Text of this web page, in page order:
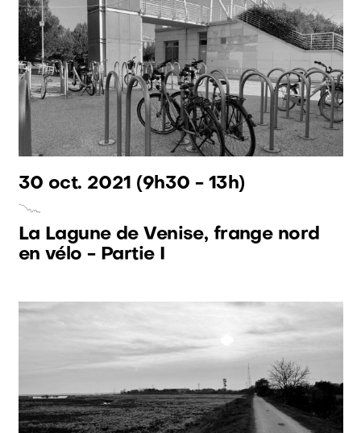
30 oct. 2021 (9h30 - 13h)
La Lagune de Venise, frange nord
en vélo - Partie I